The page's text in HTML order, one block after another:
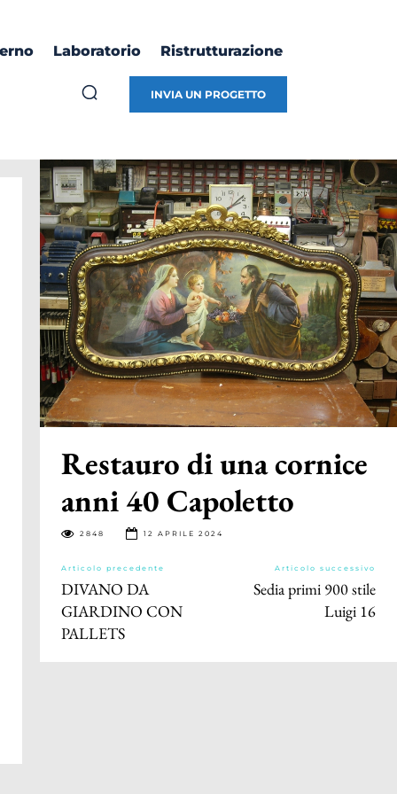
Laboratorio Ristrutturazione
INVIA UN PROGETTO
Restauro di una cornice
anni 40 Capoletto
2848 12 APRILE 2024
Articolo precedente
DIVANO DA
GIARDINO CON
PALLETS
Articolo successivo
Sedia primi 900 stile
Luigi 16